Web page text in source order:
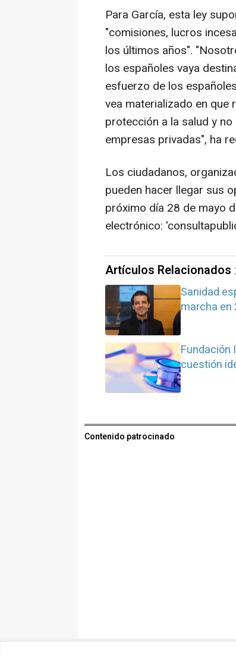
Para García, esta ley
"comisiones, lucros
los últimos años".
los españoles vaya
esfuerzo de los
vea materializado en que
protección a la salud y
empresas privadas", ha
Los ciudadanos,
pueden hacer llegar sus
próximo día 28 de mayo
electrónico:
Artículos Relacionados
Sanidad
marcha en
Fundación
cuestión
Contenido patrocinado